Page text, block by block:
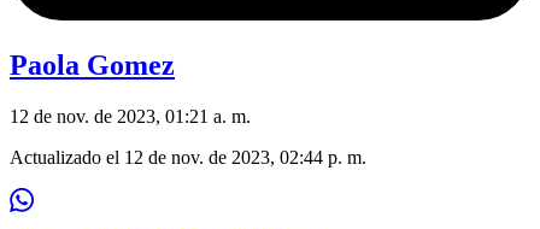
Paola Gomez
12 de nov. de 2023, 01:21 a. m.
Actualizado el 12 de nov. de 2023, 02:44 p. m.